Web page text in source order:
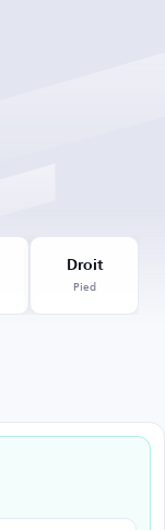
Droit
Pied